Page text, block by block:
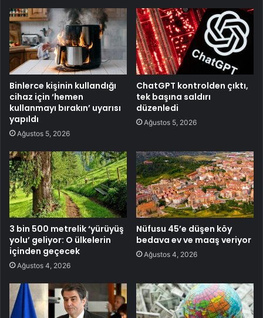
Binlerce kişinin kullandığı
cihaz için ‘hemen
kullanmayı bırakın’ uyarısı
yapıldı
Ağustos 5, 2026
ChatGPT kontrolden çıktı,
tek başına saldırı
düzenledi
Ağustos 5, 2026
3 bin 500 metrelik ‘yürüyüş
yolu’ geliyor: O ülkelerin
içinden geçecek
Ağustos 4, 2026
Nüfusu 45’e düşen köy
bedava ev ve maaş veriyor
Ağustos 4, 2026